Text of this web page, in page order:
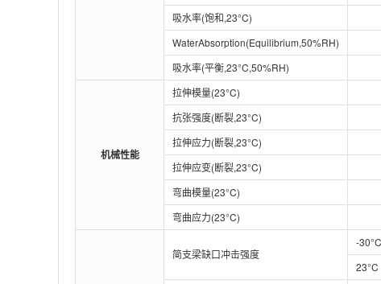
吸水率(饱和,23°C)
WaterAbsorption(Equilibrium,50%RH)
吸水率(平衡,23°C,50%RH)
机械性能
拉伸模量(23°C)
抗张强度(断裂,23°C)
拉伸应力(断裂,23°C)
拉伸应变(断裂,23°C)
弯曲模量(23°C)
弯曲应力(23°C)
简支梁缺口冲击强度
-30°C
23°C